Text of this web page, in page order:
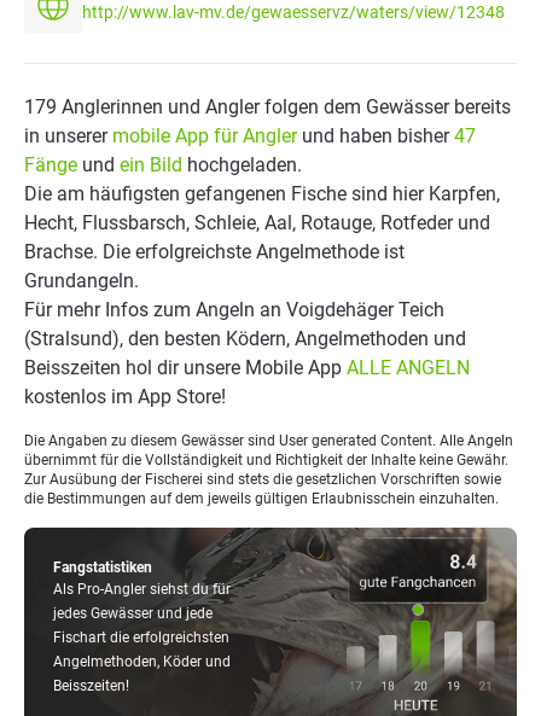
http://www.lav-mv.de/gewaesservz/waters/view/12348
Fangstatistiken
Als Pro-Angler siehst du für
jedes Gewässer und jede
Fischart die erfolgreichsten
Angelmethoden, Köder und
Beisszeiten!
179 Anglerinnen und Angler folgen dem Gewässer bereits
in unserer mobile App für Anglerund haben bisher47
Fänge und ein Bild hochgeladen.
Die am häufigsten gefangenen Fische sind hier Karpfen,
Hecht, Flussbarsch, Schleie, Aal, Rotauge, Rotfeder und
Brachse. Die erfolgreichste Angelmethode ist
Grundangeln.
Für mehr Infos zum Angeln an Voigdehäger Teich
(Stralsund), den besten Ködern, Angelmethoden und
Beisszeiten hol dir unsere Mobile App ALLE ANGELN
kostenlos im App Store!
Die Angaben zu diesem Gewässer sind User generated Content. Alle Angeln
übernimmt für die Vollständigkeit und Richtigkeit der Inhalte keine Gewähr.
Zur Ausübung der Fischerei sind stets die gesetzlichen Vorschriften sowie
die Bestimmungen auf dem jeweils gültigen Erlaubnisschein einzuhalten.